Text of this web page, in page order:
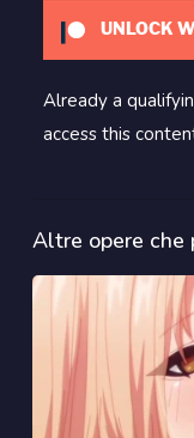
UNLOCK
Already a
access this
Altre opere che